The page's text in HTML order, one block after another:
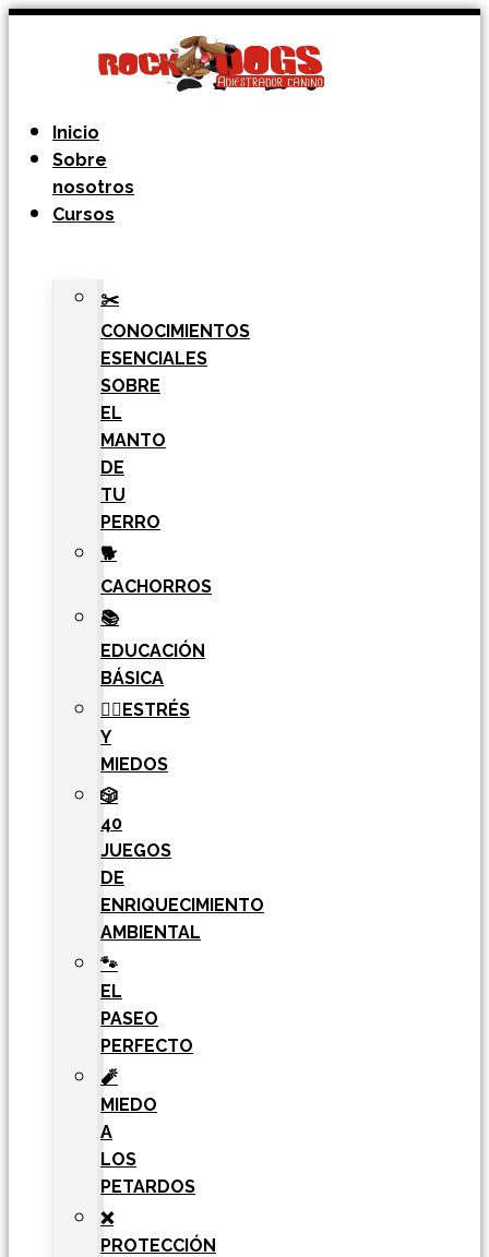
Ir
contenido
Inicio
Sobre
nosotros
Cursos
✂️
CONOCIMIENTOS
ESENCIALES
SOBRE
EL
MANTO
DE
TU
PERRO
🐕
CACHORROS
📚
EDUCACIÓN
BÁSICA
🧘‍♀️ESTRÉS
Y
MIEDOS
🎲
40
JUEGOS
DE
ENRIQUECIMIENTO
AMBIENTAL
🐾
EL
PASEO
PERFECTO
🧨
MIEDO
A
LOS
PETARDOS
❌
PROTECCIÓN